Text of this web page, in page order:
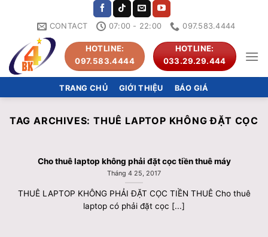
CONTACT 07:00 - 22:00 097.583.4444
HOTLINE:
097.583.4444
HOTLINE:
033.29.29.444
TRANG CHỦ GIỚI THIỆU BÁO GIÁ
TAG ARCHIVES:THUÊ LAPTOP KHÔNG ĐẶT CỌC
Cho thuê laptop không phải đặt cọc tiền thuê máy
Tháng 4 25, 2017
THUÊ LAPTOP KHÔNG PHẢI ĐẶT CỌC TIỀN THUÊ Cho thuê
laptop có phải đặt cọc [...]